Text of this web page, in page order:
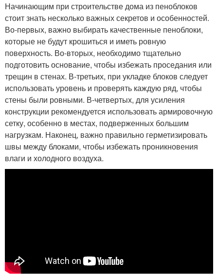
Начинающим при строительстве дома из пеноблоков
стоит знать несколько важных секретов и особенностей.
Во-первых, важно выбирать качественные пеноблоки,
которые не будут крошиться и иметь ровную
поверхность. Во-вторых, необходимо тщательно
подготовить основание, чтобы избежать проседания или
трещин в стенах. В-третьих, при укладке блоков следует
использовать уровень и проверять каждую ряд, чтобы
стены были ровными. В-четвертых, для усиления
конструкции рекомендуется использовать армировочную
сетку, особенно в местах, подверженных большим
нагрузкам. Наконец, важно правильно герметизировать
швы между блоками, чтобы избежать проникновения
влаги и холодного воздуха.